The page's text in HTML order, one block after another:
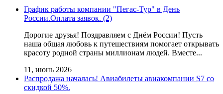
График работы компании "Пегас-Тур" в День
России.Оплата заявок. (2)
Дорогие друзья! Поздравляем с Днём России! Пусть
наша общая любовь к путешествиям помогает открывать
красоту родной страны миллионам людей. Вместе...
11, июнь 2026
Распродажа началась! Авиабилеты авиакомпании S7 со
скидкой 50%.